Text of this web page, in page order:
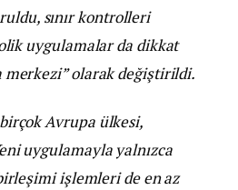
sınır kontrolleri
uygulamalar da dikkat
merkezi” olarak değiştirildi.
Avrupa ülkesi,
uygulamayla yalnızca
işlemleri de en az